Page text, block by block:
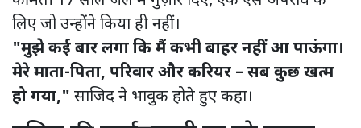
लिए जो उन्होंने किया ही नहीं।
"मुझे कई बार लगा कि मैं कभी बाहर नहीं आ पाऊंगा।
मेरे माता-पिता, परिवार और करियर – सब कुछ खत्म
हो गया," साजिद ने भावुक होते हुए कहा।